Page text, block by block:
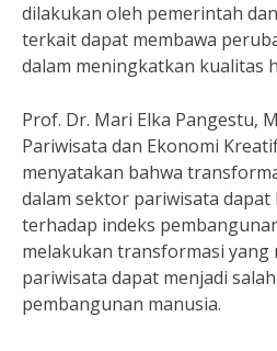
dilakukan oleh pemerintah
terkait dapat membawa
dalam meningkatkan kualitas
Prof. Dr. Mari Elka Pangestu,
Pariwisata dan Ekonomi
menyatakan bahwa
dalam sektor pariwisata
terhadap indeks
melakukan transformasi
pariwisata dapat menjadi
pembangunan manusia.